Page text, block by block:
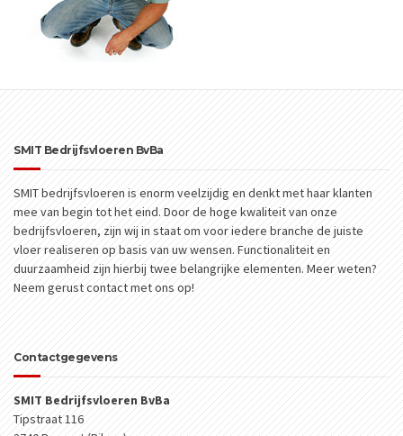
SMIT Bedrijfsvloeren BvBa
SMIT bedrijfsvloeren is enorm veelzijdig en denkt met haar klanten
mee van begin tot het eind. Door de hoge kwaliteit van onze
bedrijfsvloeren, zijn wij in staat om voor iedere branche de juiste
vloer realiseren op basis van uw wensen. Functionaliteit en
duurzaamheid zijn hierbij twee belangrijke elementen. Meer weten?
Neem gerust contact met ons op!
Contactgegevens
SMIT Bedrijfsvloeren BvBa
Tipstraat 116